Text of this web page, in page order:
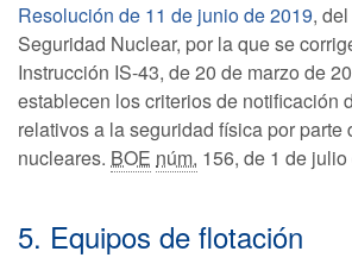
Resolución de 11 de junio de 2019,
Seguridad Nuclear, por la que se
Instrucción IS-43, de 20 de marzo de
establecen los criterios de notificación
relativos a la seguridad física por parte
nucleares. BOE núm. 156, de 1 de
5. Equipos de flotación